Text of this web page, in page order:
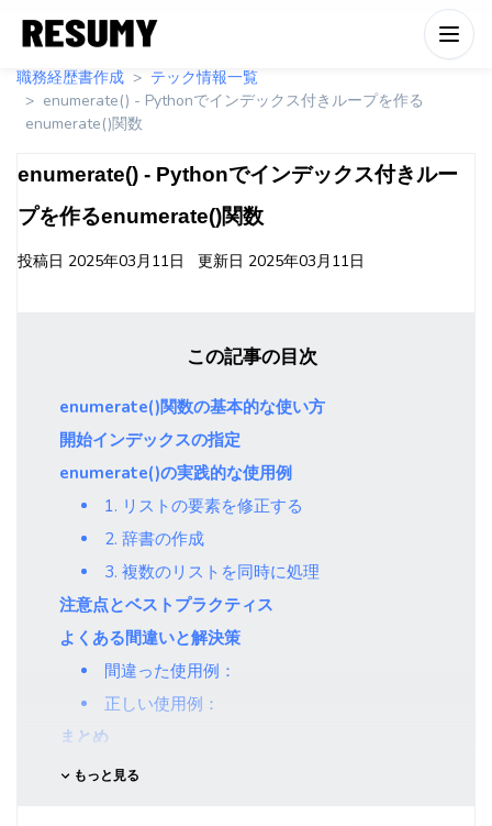
職務経歴書作成
テック情報一覧
enumerate() - Pythonでインデックス付きループを作る
enumerate()関数
enumerate() - Pythonでインデックス付きルー
プを作るenumerate()関数
投稿日 2025年03月11日 更新日 2025年03月11日
この記事の目次
enumerate()関数の基本的な使い方
開始インデックスの指定
enumerate()の実践的な使用例
1. リストの要素を修正する
2. 辞書の作成
3. 複数のリストを同時に処理
注意点とベストプラクティス
よくある間違いと解決策
間違った使用例：
正しい使用例：
まとめ
もっと見る